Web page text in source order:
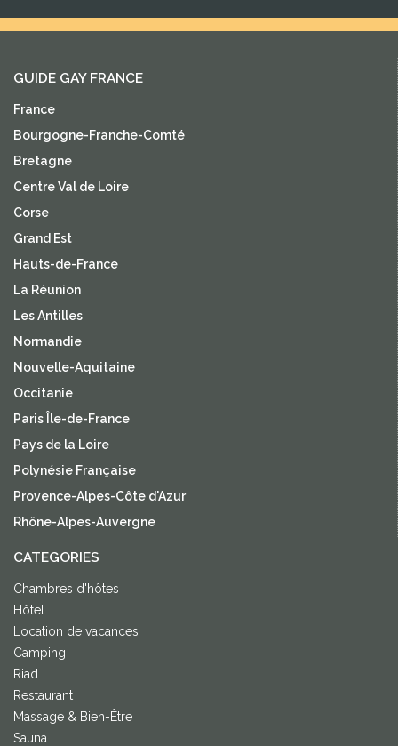
GUIDE GAY FRANCE
France
Bourgogne-Franche-Comté
Bretagne
Centre Val de Loire
Corse
Grand Est
Hauts-de-France
La Réunion
Les Antilles
Normandie
Nouvelle-Aquitaine
Occitanie
Paris Île-de-France
Pays de la Loire
Polynésie Française
Provence-Alpes-Côte d'Azur
Rhône-Alpes-Auvergne
CATEGORIES
Chambres d'hôtes
Hôtel
Location de vacances
Camping
Riad
Restaurant
Massage & Bien-Être
Sauna